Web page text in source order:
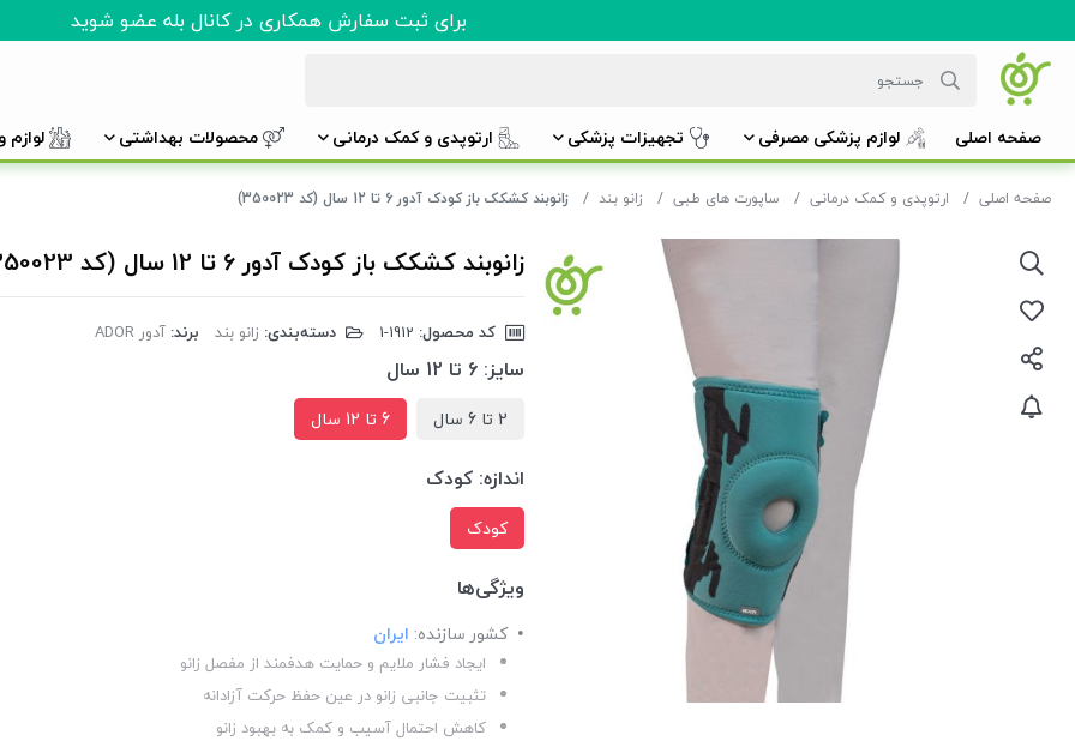
برای ثبت سفارش همکاری در کانال بله عضو شوید
صفحه اصلی لوازم پزشکی مصرفی تجهیزات پزشکی ارتوپدی و کمک درمانی محصولات بهداشتی
صفحه اصلی ارتوپدی و کمک درمانی ساپورت های طبی زانو بند زانوبند کشکک باز کودک آدور 6 تا 12 سال (کد 350023)
زانوبند کشکک باز کودک آدور 6 تا 12 سال (کد 350023)
کد محصول: دسته‌بندی: زانو بند برند: آدور ADOR
سایز: 6 تا 12 سال
2 تا 6 سال 6 تا 12 سال
اندازه: کودک
کودک
ویژگی‌ها
کشور سازنده: ایران
ایجاد فشار ملایم و حمایت هدفمند از مفصل زانو
تثبیت جانبی زانو در عین حفظ حرکت آزادانه
کاهش احتمال آسیب و کمک به بهبود زانو